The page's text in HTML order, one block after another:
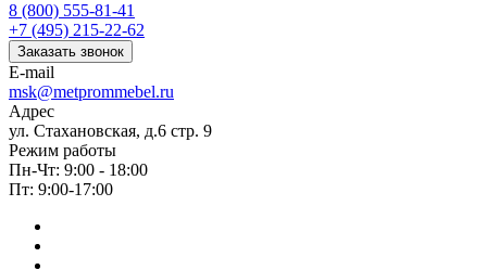
8 (800) 555-81-41
+7 (495) 215-22-62
Заказать звонок
E-mail
msk@metprommebel.ru
Адрес
ул. Стахановская, д.6 стр. 9
Режим работы
Пн-Чт: 9:00 - 18:00
Пт: 9:00-17:00